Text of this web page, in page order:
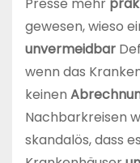
gewesen, wieso
unvermeidbar
wenn das
keinen
Nachbarkreisen
skandalös, dass